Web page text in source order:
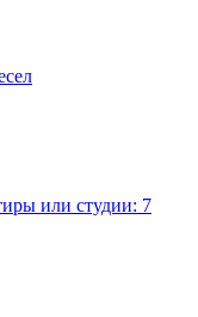
или студии: 7